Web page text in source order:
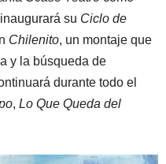
inaugurará su Ciclo de
Chilenito, un montaje que
y la búsqueda de
durante todo el
, Lo Que Queda del